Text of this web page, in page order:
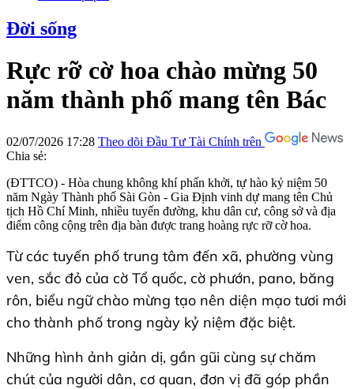
Đời sống
Rực rỡ cờ hoa chào mừng 50
năm thành phố mang tên Bác
02/07/2026 17:28 Theo dõi Đầu Tư Tài Chính trên
Chia sẻ:
(ĐTTCO) - Hòa chung không khí phấn khởi, tự hào kỷ niệm 50
năm Ngày Thành phố Sài Gòn - Gia Định vinh dự mang tên Chủ
tịch Hồ Chí Minh, nhiều tuyến đường, khu dân cư, công sở và địa
điểm công cộng trên địa bàn được trang hoàng rực rỡ cờ hoa.
Từ các tuyến phố trung tâm đến xã, phường vùng
ven, sắc đỏ của cờ Tổ quốc, cờ phướn, pano, băng
rôn, biểu ngữ chào mừng tạo nên diện mạo tươi mới
cho thành phố trong ngày kỷ niệm đặc biệt.
Những hình ảnh giản dị, gần gũi cùng sự chăm
chút của người dân, cơ quan, đơn vị đã góp phần